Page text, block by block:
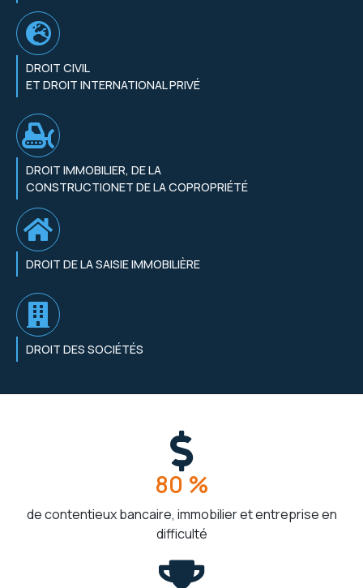
DROIT CIVIL
ET DROIT INTERNATIONAL PRIVÉ
DROIT IMMOBILIER, DE LA
CONSTRUCTIONET DE LA COPROPRIÉTÉ
DROIT DE LA SAISIE IMMOBILIÈRE
DROIT DES SOCIÉTÉS
80 %
de contentieux bancaire, immobilier et entreprise en
difficulté